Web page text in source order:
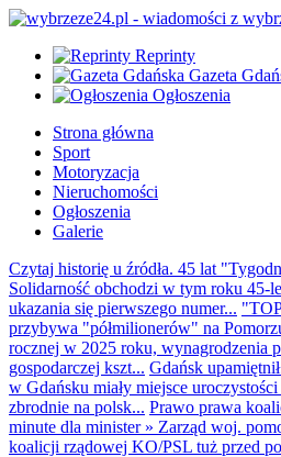
Reprinty
Gazeta
Ogłoszenia
Strona główna
Sport
Motoryzacja
Nieruchomości
Ogłoszenia
Galerie
Czytaj historię u źródła. 45 lat
Solidarność obchodzi w tym roku 45-
ukazania się pierwszego numer...
przybywa "półmilionerów" na
rocznej w 2025 roku, wynagrodzenia
gospodarczej kszt... Gdańsk
w Gdańsku miały miejsce
zbrodnie na polsk... Prawo prawa
minute dla minister» Zarząd woj.
koalicji rządowej KO/PSL tuż przed